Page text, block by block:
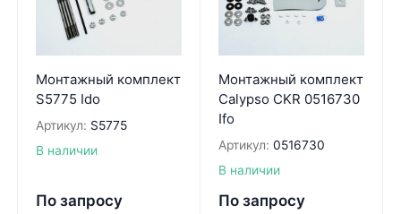
Монтажный комплект
S5775 Ido
Артикул: S5775
В наличии
По запросу
Монтажный комплект
Calypso CKR 0516730
Ifo
Артикул: 0516730
В наличии
По запросу